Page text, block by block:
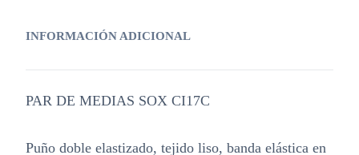
INFORMACIÓN ADICIONAL
PAR DE MEDIAS SOX CI17C
Puño doble elastizado, tejido liso, banda elástica en